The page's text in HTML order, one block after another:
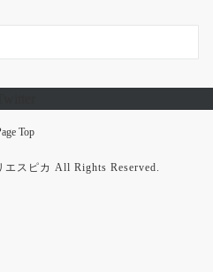
Top
スピカ All Rights Reserved.